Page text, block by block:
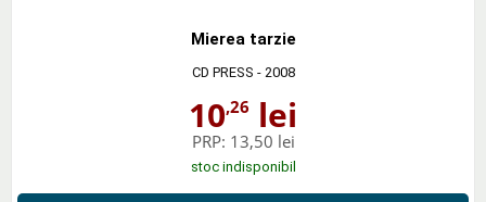
Mierea tarzie
CD PRESS - 2008
10,26 lei
PRP: 13,50 lei
stoc indisponibil